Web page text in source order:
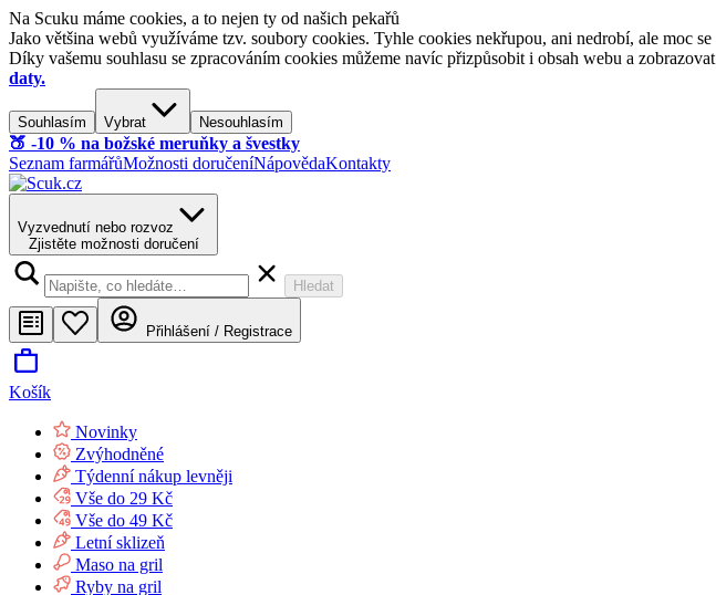
Na Scuku máme cookies, a to nejen ty od našich pekařů
Jako většina webů využíváme tzv. soubory cookies. Tyhle cookies nekřupou, ani nedrobí, ale moc
Díky vašemu souhlasu se zpracováním cookies můžeme navíc přizpůsobit i obsah webu a
daty.
Souhlasím Vybrat Nesouhlasím
🍑​ -10 % na božské meruňky a švestky
Seznam farmářůMožnosti doručeníNápovědaKontakty
Vyzvednutí nebo rozvoz
Zjistěte možnosti doručení
Hledat
Přihlášení / Registrace
Košík
Novinky
Zvýhodněné
Týdenní nákup levněji
Vše do 29 Kč
Vše do 49 Kč
Letní sklizeň
Maso na gril
Ryby na gril